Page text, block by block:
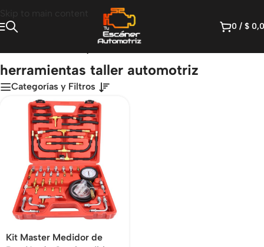
Skip to main content
0 / $
herramientas taller automotriz
Categorías y Filtros
Kit Master Medidor de